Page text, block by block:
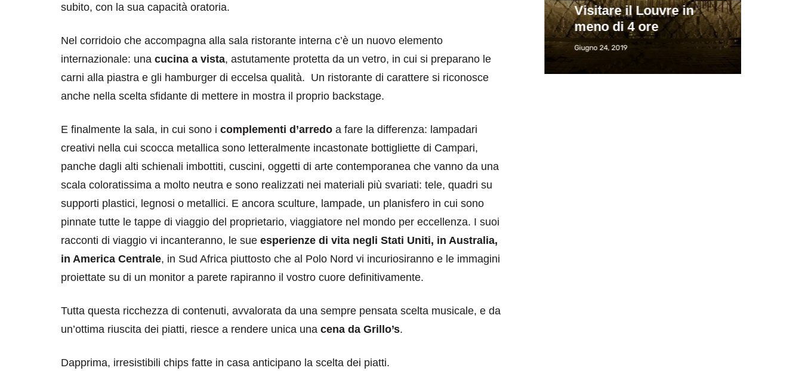
subito, con la sua capacità oratoria.
Nel corridoio che accompagna alla sala ristorante interna c’è un nuovo elemento
internazionale: una cucina a vista, astutamente protetta da un vetro, in cui si preparano le
carni alla piastra e gli hamburger di eccelsa qualità. Un ristorante di carattere si riconosce
anche nella scelta sfidante di mettere in mostra il proprio backstage.
E finalmente la sala, in cui sono i complementi d’arredo a fare la differenza: lampadari
creativi nella cui scocca metallica sono letteralmente incastonate bottigliette di Campari,
panche dagli alti schienali imbottiti, cuscini, oggetti di arte contemporanea che vanno da una
scala coloratissima a molto neutra e sono realizzati nei materiali più svariati: tele, quadri su
supporti plastici, legnosi o metallici. E ancora sculture, lampade, un planisfero in cui sono
pinnate tutte le tappe di viaggio del proprietario, viaggiatore nel mondo per eccellenza. I suoi
racconti di viaggio vi incanteranno, le sue esperienze di vita negli Stati Uniti, in Australia,
in America Centrale, in Sud Africa piuttosto che al Polo Nord vi incuriosiranno e le immagini
proiettate su di un monitor a parete rapiranno il vostro cuore definitivamente.
Tutta questa ricchezza di contenuti, avvalorata da una sempre pensata scelta musicale, e da
un’ottima riuscita dei piatti, riesce a rendere unica una cena da Grillo’s.
Dapprima, irresistibili chips fatte in casa anticipano la scelta dei piatti.
il Louvre in
Paros e la Grecia di
Giugno 26, 2013
Visitare il Louvre in
meno di 4 ore
Giugno 24, 2019